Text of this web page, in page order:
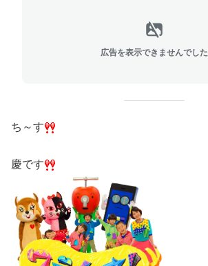
広告を表示できませんでした
ち～す
慶です